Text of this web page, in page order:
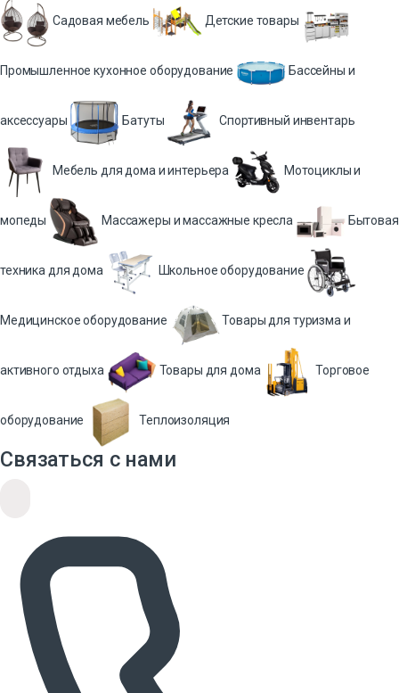
Садовая мебель Детские товары
Промышленное кухонное оборудование Бассейны и
аксессуары Батуты Спортивный инвентарь
Мебель для дома и интерьера Мотоциклы и
мопеды Массажеры и массажные кресла Бытовая
техника для дома Школьное оборудование
Медицинское оборудование Товары для туризма и
активного отдыха Товары для дома Торговое
оборудование Теплоизоляция
Связаться с нами